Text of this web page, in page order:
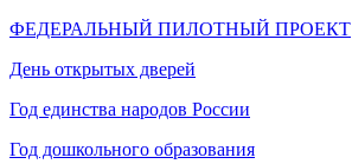
ФЕДЕРАЛЬНЫЙ ПИЛОТНЫЙ ПРОЕКТ
День открытых дверей
Год единства народов России
Год дошкольного образования